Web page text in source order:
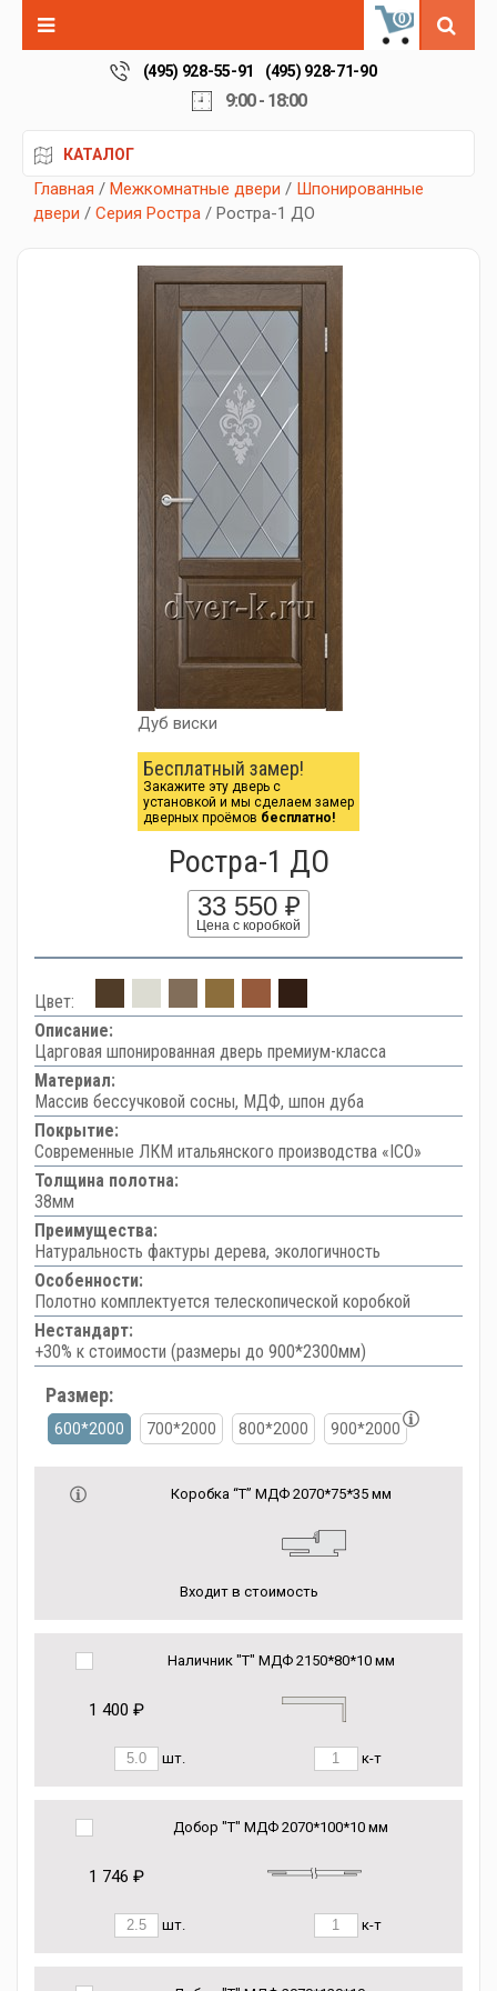
0
(495) 928-55-91 (495) 928-71-90
9:00 - 18:00
КАТАЛОГ
Главная / Межкомнатные двери / Шпонированные
двери / Серия Ростра / Ростра-1 ДО
Дуб виски
Бесплатный замер!
Закажите эту дверь с
установкой и мы сделаем замер
дверных проёмов бесплатно!
Ростра-1 ДО
33 550 ₽
Цена с коробкой
Цвет:
Описание:
Царговая шпонированная дверь премиум-класса
Материал:
Массив бессучковой сосны, МДФ, шпон дуба
Покрытие:
Современные ЛКМ итальянского производства «ICO»
Толщина полотна:
38мм
Преимущества:
Натуральность фактуры дерева, экологичность
Особенности:
Полотно комплектуется телескопической коробкой
Нестандарт:
+30% к стоимости (размеры до 900*2300мм)
Размер:
600*2000 700*2000 800*2000 900*2000
Коробка “Т” МДФ 2070*75*35 мм
Входит в стоимость
Наличник "Т" МДФ 2150*80*10 мм
1 400 ₽
шт. к-т
Добор "Т" МДФ 2070*100*10 мм
1 746 ₽
шт. к-т